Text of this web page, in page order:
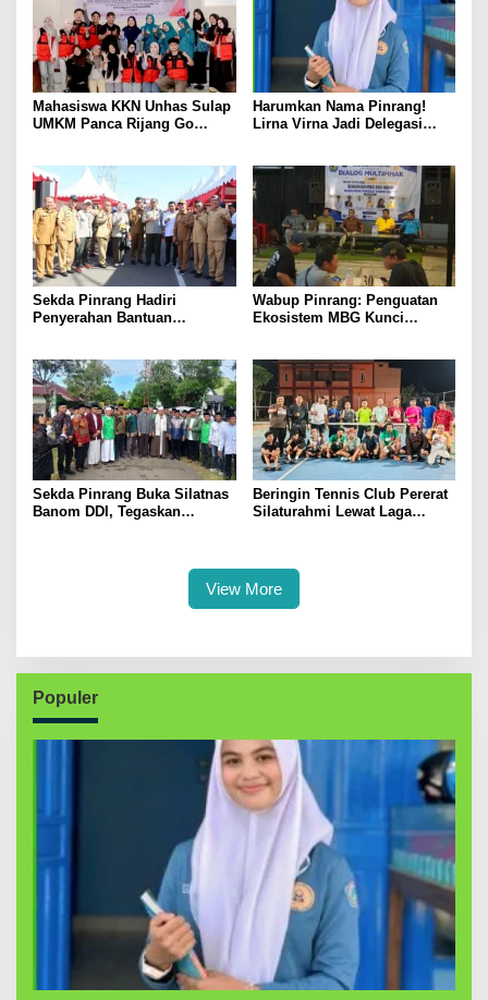
Mahasiswa KKN Unhas Sulap
UMKM Panca Rijang Go
Harumkan Nama Pinrang!
Lirna Virna Jadi Delegasi
Sekda Pinrang Hadiri
Penyerahan Bantuan
Wabup Pinrang: Penguatan
Ekosistem MBG Kunci
Sekda Pinrang Buka Silatnas
Banom DDI, Tegaskan
Beringin Tennis Club Pererat
Silaturahmi Lewat Laga
View More
Populer